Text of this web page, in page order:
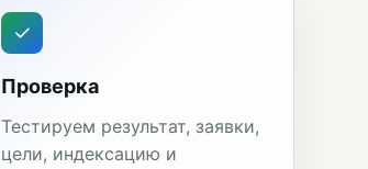
Проверка
Тестируем результат, заявки,
цели, индексацию и